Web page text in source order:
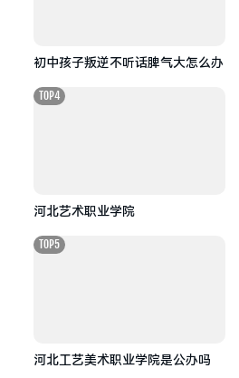
初中孩子叛逆不听话脾气大怎么办
河北艺术职业学院
TOP4
河北工艺美术职业学院是公办吗
TOP5